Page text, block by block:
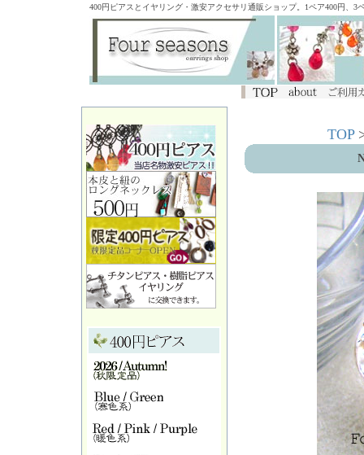
400円ピアスとイヤリング・激安アクセサリ通販ショップ。1ペア400円、
TOP